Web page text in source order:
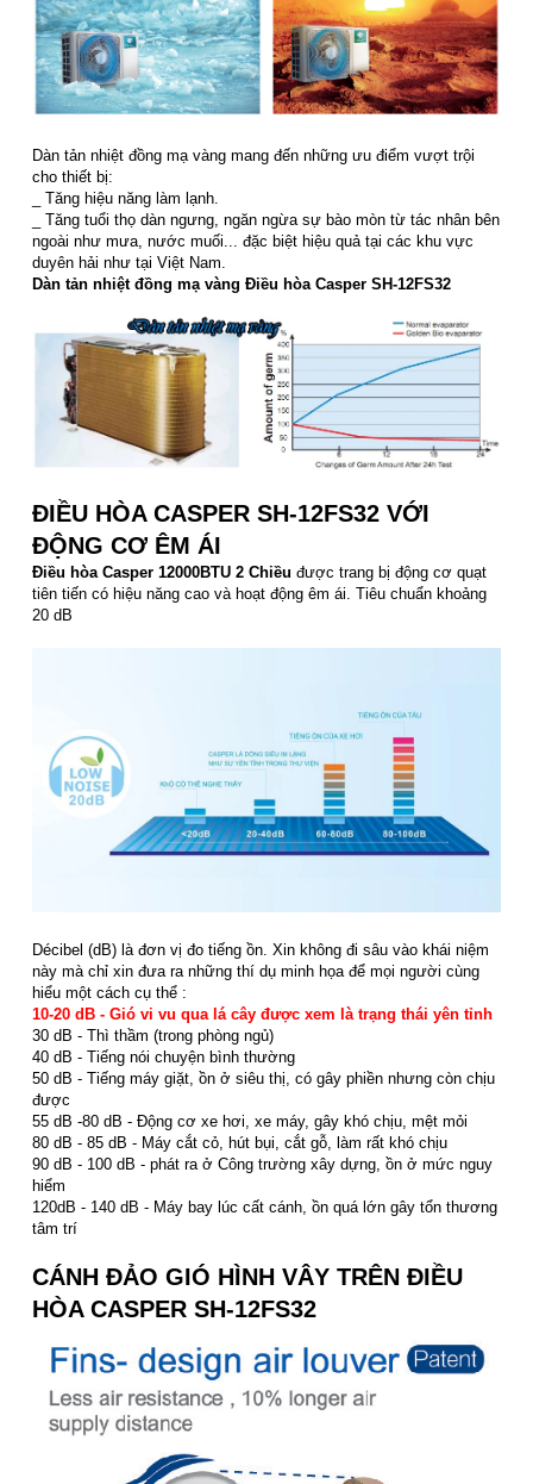
Dàn tản nhiệt đồng mạ vàng mang đến những ưu điểm vượt trội
cho thiết bị:
_ Tăng hiệu năng làm lạnh.
_ Tăng tuổi thọ dàn ngưng, ngăn ngừa sự bào mòn từ tác nhân bên
ngoài như mưa, nước muối... đặc biệt hiệu quả tại các khu vực
duyên hải như tại Việt Nam.
Dàn tản nhiệt đồng mạ vàng Điều hòa Casper SH-12FS32
ĐIỀU HÒA CASPER SH-12FS32 VỚI
ĐỘNG CƠ ÊM ÁI
Điều hòa Casper 12000BTU 2 Chiều được trang bị động cơ quạt
tiên tiến có hiệu năng cao và hoạt động êm ái. Tiêu chuẩn khoảng
20 dB
Décibel (dB) là đơn vị đo tiếng ồn. Xin không đi sâu vào khái niệm
này mà chỉ xin đưa ra những thí dụ minh họa để mọi người cùng
hiểu một cách cụ thể :
10-20 dB - Gió vi vu qua lá cây được xem là trạng thái yên tỉnh
30 dB - Thì thầm (trong phòng ngủ)
40 dB - Tiếng nói chuyện bình thường
50 dB - Tiếng máy giặt, ồn ở siêu thị, có gây phiền nhưng còn chịu
được
55 dB -80 dB - Động cơ xe hơi, xe máy, gây khó chịu, mệt mỏi
80 dB - 85 dB - Máy cắt cỏ, hút bụi, cắt gỗ, làm rất khó chịu
90 dB - 100 dB - phát ra ở Công trường xây dựng, ồn ở mức nguy
hiểm
120dB - 140 dB - Máy bay lúc cất cánh, ồn quá lớn gây tổn thương
tâm trí
CÁNH ĐẢO GIÓ HÌNH VÂY TRÊN ĐIỀU
HÒA CASPER SH-12FS32